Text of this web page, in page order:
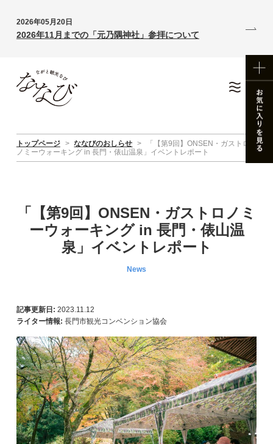
2026年05月20日
2026年11月までの「元乃隅神社」参拝について
トップページ > ななびのおしらせ >
「【第9回】ONSEN・ガストロ
ノミーウォーキング in 長門・俵山温泉」イベントレポート
「【第9回】ONSEN・ガストロノミ
ーウォーキング in 長門・俵山温
泉」イベントレポート
News
記事更新日: 2023.11.12
ライター情報: 長門市観光コンベンション協会